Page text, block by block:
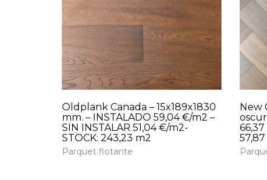
Oldplank Canada – 15x189x1830
mm. – INSTALADO 59,04 €/m2 –
SIN INSTALAR 51,04 €/m2-
STOCK: 243,23 m2
Parquet flotante
New